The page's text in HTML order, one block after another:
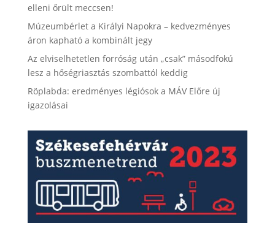
elleni őrült meccsen!
Múzeumbérlet a Királyi Napokra – kedvezményes
áron kapható a kombinált jegy
Az elviselhetetlen forróság után „csak” másodfokú
lesz a hőségriasztás szombattól keddig
Röplabda: eredményes légiósok a MÁV Előre új
igazolásai